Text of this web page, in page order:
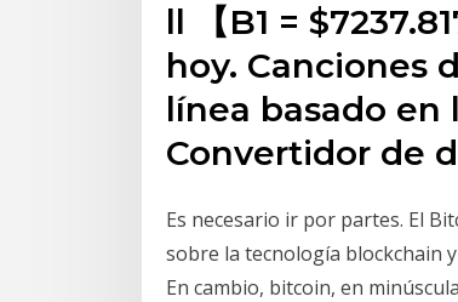
ll 【B1 =
hoy. Canciones
línea basado en
Convertidor de
Es necesario ir por partes. El
sobre la tecnología blockchain
En cambio, bitcoin, en